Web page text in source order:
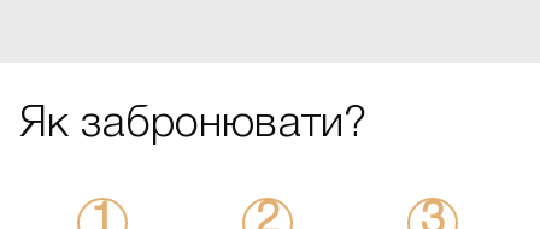
Як забронювати?